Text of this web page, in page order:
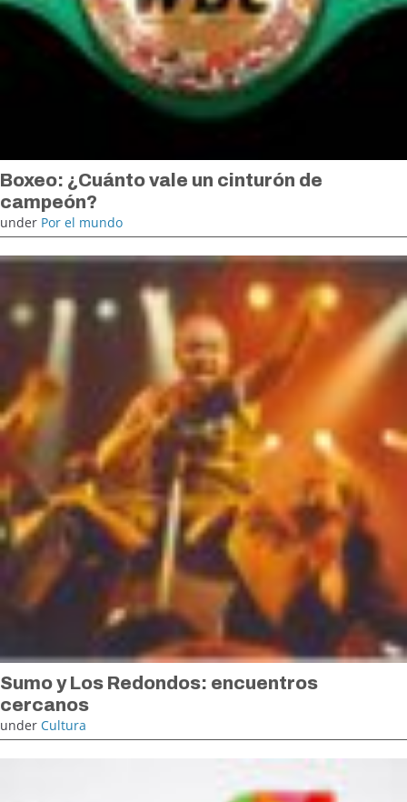
Boxeo: ¿Cuánto vale un cinturón de
campeón?
under Por el mundo
Sumo y Los Redondos: encuentros
cercanos
under Cultura